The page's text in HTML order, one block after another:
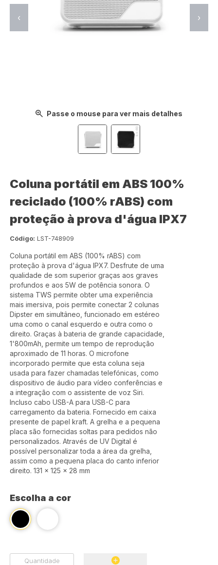
Passe o mouse para ver mais detalhes
‹ ›
Coluna portátil em ABS 100%
reciclado (100% rABS) com
proteção à prova d'água IPX7
Código: LST-748909
Coluna portátil em ABS (100% rABS) com
proteção à prova d'água IPX7. Desfrute de uma
qualidade de som superior graças aos graves
profundos e aos 5W de potência sonora. O
sistema TWS permite obter uma experiência
mais imersiva, pois permite conectar 2 colunas
Dipster em simultâneo, funcionado em estéreo
uma como o canal esquerdo e outra como o
direito. Graças à bateria de grande capacidade,
1'800mAh, permite um tempo de reprodução
aproximado de 11 horas. O microfone
incorporado permite que esta coluna seja
usada para fazer chamadas telefónicas, como
dispositivo de áudio para vídeo conferências e
a integração com o assistente de voz Siri.
Incluso cabo USB-A para USB-C para
carregamento da bateria. Fornecido em caixa
presente de papel kraft. A grelha e a pequena
placa são fornecidas soltas para pedidos não
personalizados. Através de UV Digital é
possível personalizar toda a área da grelha,
assim como a pequena placa do canto inferior
direito. 131 x 125 x 28 mm
Escolha a cor
Quantidade